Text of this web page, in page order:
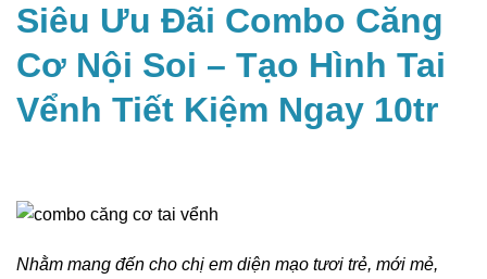
Siêu Ưu Đãi Combo Căng
Cơ Nội Soi – Tạo Hình Tai
Vểnh Tiết Kiệm Ngay 10tr
Nhằm mang đến cho chị em diện mạo tươi trẻ, mới mẻ,